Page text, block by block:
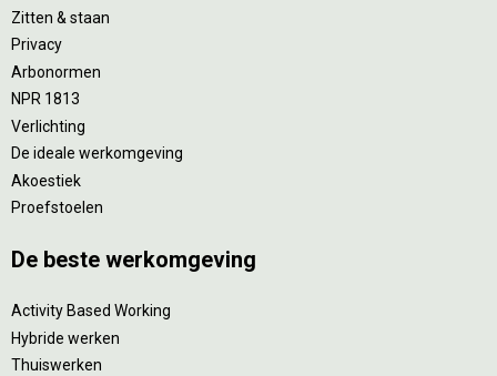
Zitten & staan
Privacy
Arbonormen
NPR 1813
Verlichting
De ideale werkomgeving
Akoestiek
Proefstoelen
De beste werkomgeving
Activity Based Working
Hybride werken
Thuiswerken